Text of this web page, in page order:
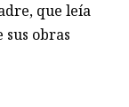
que leía
sus obras